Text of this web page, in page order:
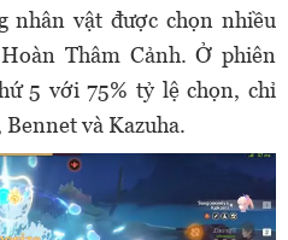
nhân vật được chọn nhiều
Thâm Cảnh. Ở phiên
5 với 75% tỷ lệ chọn, chỉ
và Kazuha.